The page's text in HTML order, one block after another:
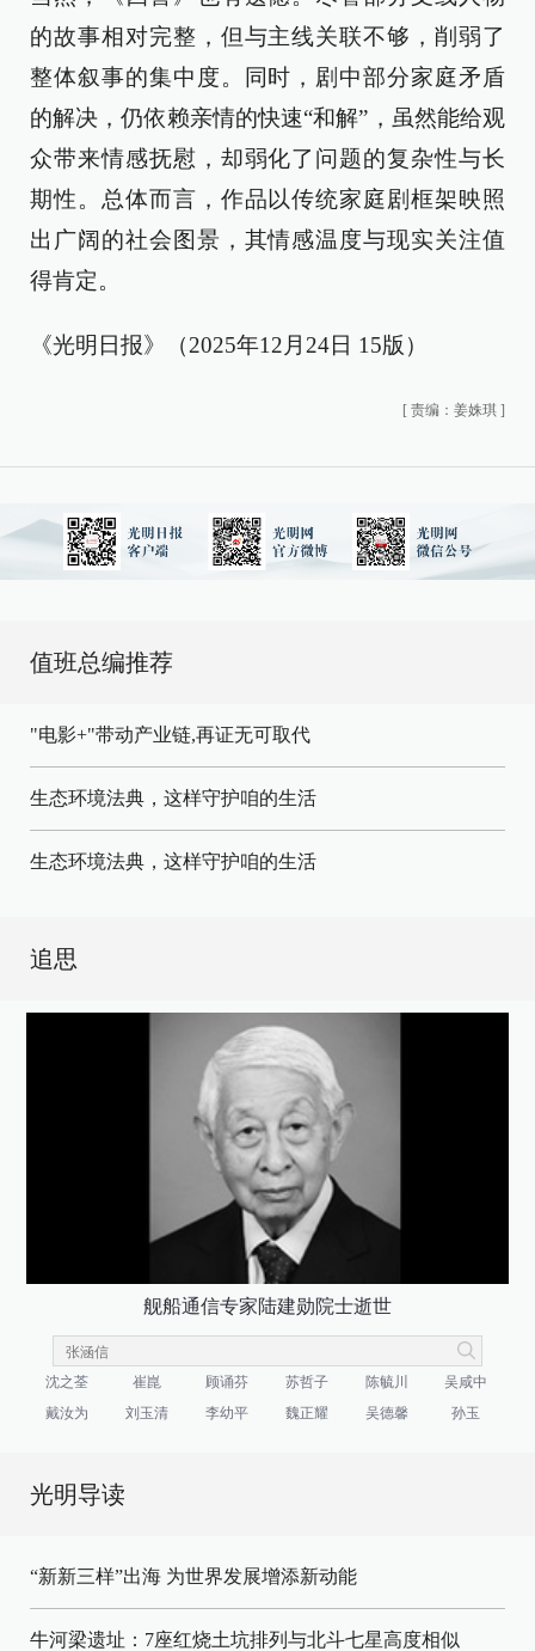
的故事相对完整，但与主线关联不够，削弱了
整体叙事的集中度。同时，剧中部分家庭矛盾
的解决，仍依赖亲情的快速“和解”，虽然能给观
众带来情感抚慰，却弱化了问题的复杂性与长
期性。总体而言，作品以传统家庭剧框架映照
出广阔的社会图景，其情感温度与现实关注值
得肯定。
《光明日报》（2025年12月24日 15版）
[ 责编：姜姝琪 ]
值班总编推荐
"电影+"带动产业链,再证无可取代
生态环境法典，这样守护咱的生活
生态环境法典，这样守护咱的生活
追思
舰船通信专家陆建勋院士逝世
沈之荃 崔崑 顾诵芬 苏哲子 陈毓川
吴咸中
戴汝为
刘玉清 李幼平 魏正耀 吴德馨 孙玉
光明导读
“新新三样”出海 为世界发展增添新动能
牛河梁遗址：7座红烧土坑排列与北斗七星高度相似